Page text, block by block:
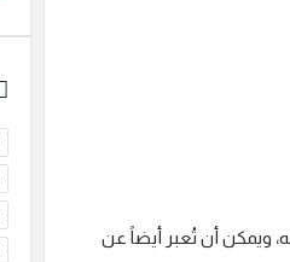
ويمكن أن تُعبر أيضاً عن